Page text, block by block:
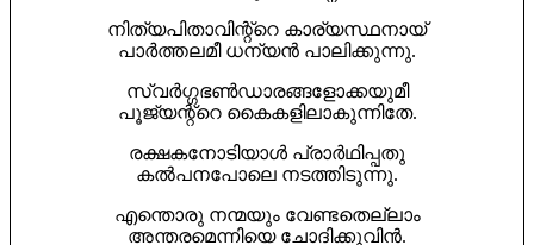
നിത്യപിതാവിന്റ്റെ കാര്യസ്ഥനായ്
പാർത്തലമീ ധന്യൻ പാലിക്കുന്നു.
സ്വർഗ്ഗഭണ്‍ഡാരങ്ങളോക്കയുമീ
പൂജ്യന്റ്റെ കൈകളിലാകുന്നിതേ.
രക്ഷകനോടിയാൾ പ്രാർഥിപ്പതു
കൽപനപോലെ നടത്തിടുന്നു.
എന്തൊരു നന്മയും വേണ്ടതെല്ലാം
അന്തരമെന്നിയെ ചോദിക്കുവിൻ.